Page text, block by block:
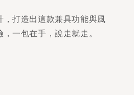
打造出這款兼具功能與風
一包在手，說走就走。